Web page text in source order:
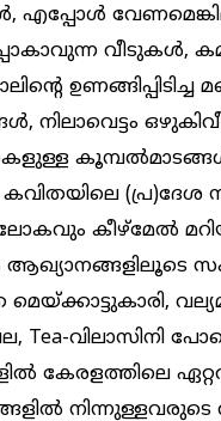
എപ്പോൾ
വീടുകൾ,
നിലാവെട്ടം
ലോകവും കീഴ്മേൽ
ആഖ്യാനങ്ങളിലൂടെ
Tea-വിലാസിനി
കേരളത്തിലെ
നിന്നുള്ളവരുടെ